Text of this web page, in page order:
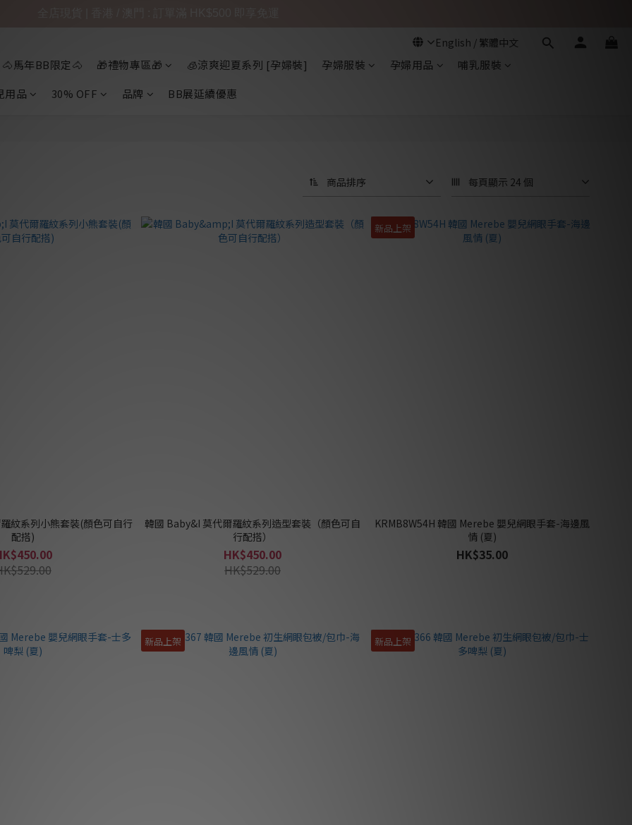
🐴馬年BB限定🐴 🎁禮物專區🎁 🧊涼爽迎夏系列 [孕婦裝] 孕婦服裝 孕婦用品
哺乳服裝
用品
30% OFF 品牌 BB展延續優惠
商品排序 每頁顯示 24 個
紋系列小熊套裝(顏色可自行
配搭)
韓國 Baby&I 莫代爾羅紋系列造型套裝（顏色可自
行配搭）
HK$450.00
HK$529.00
新品上架
KRMB8W54H 韓國 Merebe 嬰兒網眼手套-海邊風
情 (夏)
HK$35.00
新品上架 新品上架